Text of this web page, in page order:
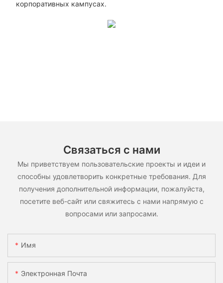
корпоративных кампусах.
Связаться с нами
Мы приветствуем пользовательские проекты и идеи и
способны удовлетворить конкретные требования. Для
получения дополнительной информации, пожалуйста,
посетите веб-сайт или свяжитесь с нами напрямую с
вопросами или запросами.
Имя
Электронная Почта